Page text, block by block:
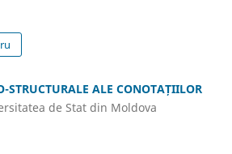
STRUCTURALE ALE CONOTAȚIILOR
de Stat din Moldova